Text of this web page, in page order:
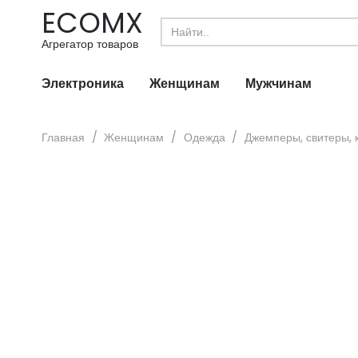
ECOMX
Агрегатор товаров
Search
for:
Электроника Женщинам Мужчинам
Главная / Женщинам / Одежда / Джемперы, свитеры,